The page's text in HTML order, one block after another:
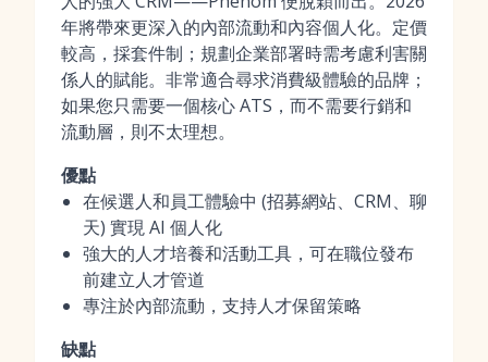
年將帶來更深入的內部流動和內容個人化。定價
較高，採套件制；規劃企業部署時需考慮利害關
係人的賦能。非常適合尋求消費級體驗的品牌；
如果您只需要一個核心 ATS，而不需要行銷和
流動層，則不太理想。
優點
在候選人和員工體驗中 (招募網站、CRM、聊
天) 實現 AI 個人化
強大的人才培養和活動工具，可在職位發布
前建立人才管道
專注於內部流動，支持人才保留策略
缺點